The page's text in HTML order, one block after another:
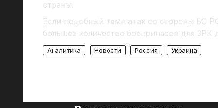
страны.
Если подобный темп атак со стороны ВС
большее количество боеприпасов для ЗРК
Аналитика Новости Россия Украина